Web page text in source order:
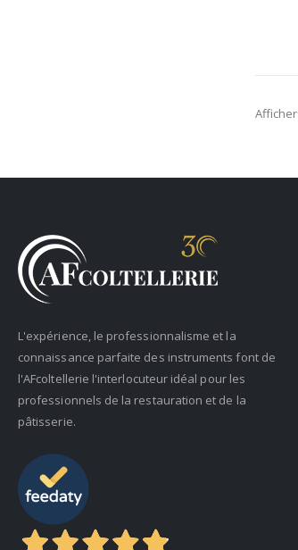
Afficher
L'expérience, le professionnalisme et la
connaissance parfaite des instruments font de
l'AFcoltellerie l'interlocuteur idéal pour les
professionnels de la restauration et de la
pâtisserie.